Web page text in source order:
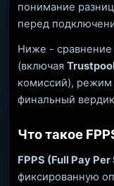
понимание
перед
Ниже - сравнение
(включая Trustpool
комиссий), режим
финальный
Что такое
FPPS (Full Pay Per
фиксированную